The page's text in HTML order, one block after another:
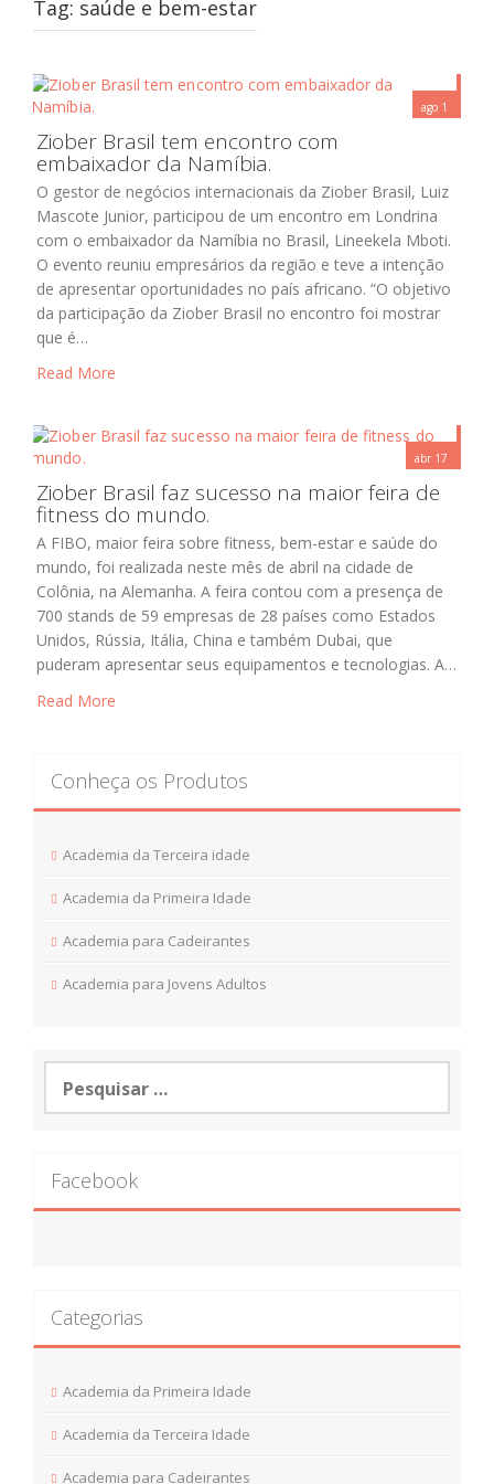
Tag: saúde e bem-estar
ago 1
Ziober Brasil tem encontro com
embaixador da Namíbia.
O gestor de negócios internacionais da Ziober Brasil, Luiz
Mascote Junior, participou de um encontro em Londrina
com o embaixador da Namíbia no Brasil, Lineekela Mboti.
O evento reuniu empresários da região e teve a intenção
de apresentar oportunidades no país africano. “O objetivo
da participação da Ziober Brasil no encontro foi mostrar
que é…
Read More
abr 17
Ziober Brasil
Ziober Brasil faz sucesso na maior feira de
fitness do mundo.
A FIBO, maior feira sobre fitness, bem-estar e saúde do
mundo, foi realizada neste mês de abril na cidade de
Colônia, na Alemanha. A feira contou com a presença de
700 stands de 59 empresas de 28 países como Estados
Unidos, Rússia, Itália, China e também Dubai, que
puderam apresentar seus equipamentos e tecnologias. A…
Read More
Conheça os Produtos
Academia da Terceira idade
Academia da Primeira Idade
Academia para Cadeirantes
Academia para Jovens Adultos
Pesquisar
por:
Facebook
Categorias
Academia da Primeira Idade
Academia da Terceira Idade
Academia para Cadeirantes